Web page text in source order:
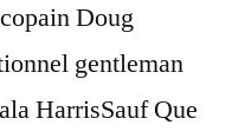
Doug
gentleman
HarrisSauf Que